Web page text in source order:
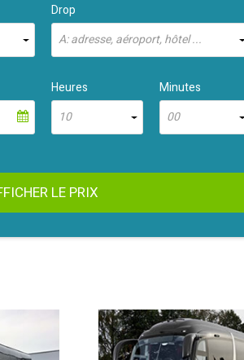
Drop
À: adresse, aéroport, hôtel ...
Heures
10
Minutes
00
LE PRIX